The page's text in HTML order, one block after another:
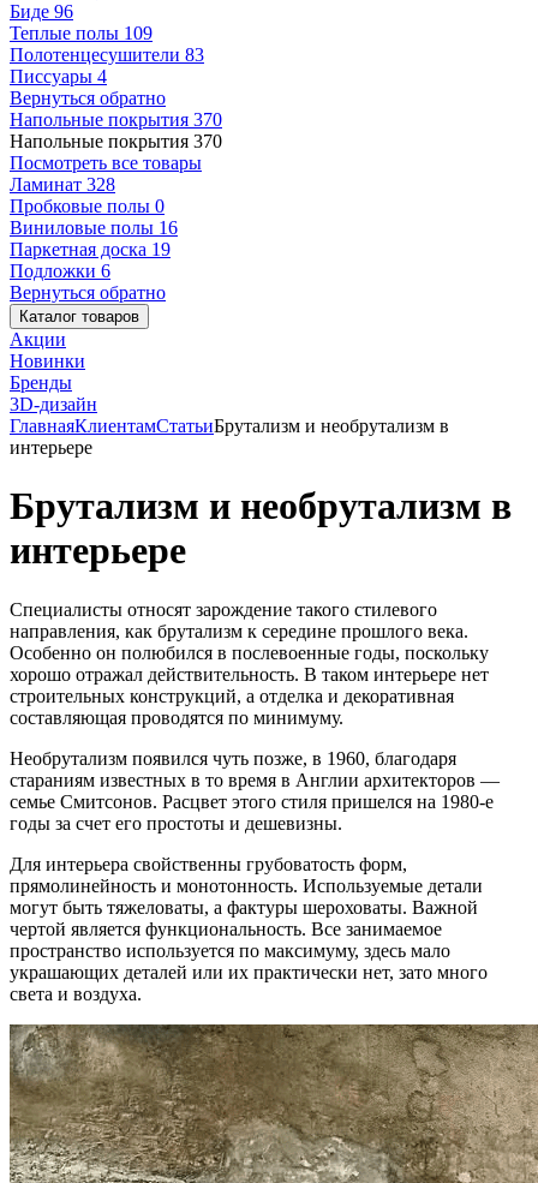
Биде 96
Теплые полы 109
Полотенцесушители 83
Писсуары 4
Вернуться обратно
Напольные покрытия 370
Напольные покрытия 370
Посмотреть все товары
Ламинат 328
Пробковые полы 0
Виниловые полы 16
Паркетная доска 19
Подложки 6
Вернуться обратно
Каталог товаров
Акции
Новинки
Бренды
3D-дизайн
ГлавнаяКлиентамСтатьиБрутализм и необрутализм в
интерьере
Брутализм и необрутализм в
интерьере
Специалисты относят зарождение такого стилевого
направления, как брутализм к середине прошлого века.
Особенно он полюбился в послевоенные годы, поскольку
хорошо отражал действительность. В таком интерьере нет
строительных конструкций, а отделка и декоративная
составляющая проводятся по минимуму.
Необрутализм появился чуть позже, в 1960, благодаря
стараниям известных в то время в Англии архитекторов —
семье Смитсонов. Расцвет этого стиля пришелся на 1980-е
годы за счет его простоты и дешевизны.
Для интерьера свойственны грубоватость форм,
прямолинейность и монотонность. Используемые детали
могут быть тяжеловаты, а фактуры шероховаты. Важной
чертой является функциональность. Все занимаемое
пространство используется по максимуму, здесь мало
украшающих деталей или их практически нет, зато много
света и воздуха.